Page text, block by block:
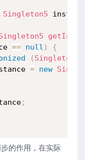
Singleton5 instance
== null )
{
( Singleton5
= new
;
的作用，在实际